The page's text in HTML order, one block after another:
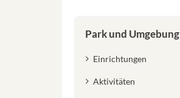
Park und Umgebung
Einrichtungen
Aktivitäten